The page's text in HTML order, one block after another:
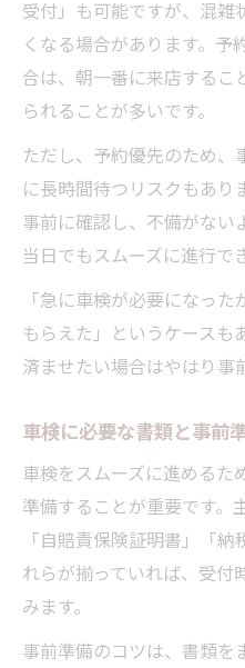
受付」も可能ですが、混雑
くなる場合があります。予
合は、朝一番に来店するこ
られることが多いです。
ただし、予約優先のため
に長時間待つリスクもあり
事前に確認し、不備がない
当日でもスムーズに進行で
「急に車検が必要になっ
もらえた」というケースも
済ませたい場合はやはり事
車検に必要な書類と事前
車検をスムーズに進めるた
準備することが重要です。
「自賠責保険証明書」「
れらが揃っていれば、受付
みます。
事前準備のコツは、書類